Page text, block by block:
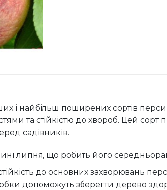
і найбільш поширених сортів
та стійкістю до хвороб. Цей сорт
садівників.
липня, що робить його
до основних захворювань
допоможуть зберегти дерево